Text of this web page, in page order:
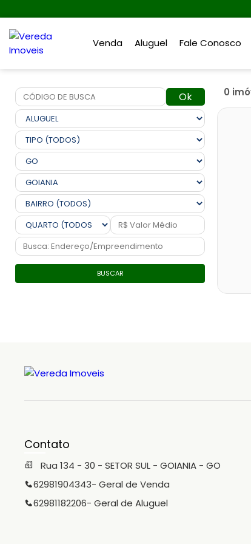
Venda Aluguel Fale Conosco
Ok
BUSCAR
0
Contato
Rua 134 - 30 - SETOR SUL - GOIANIA - GO
62981904343- Geral de Venda
62981182206- Geral de Aluguel